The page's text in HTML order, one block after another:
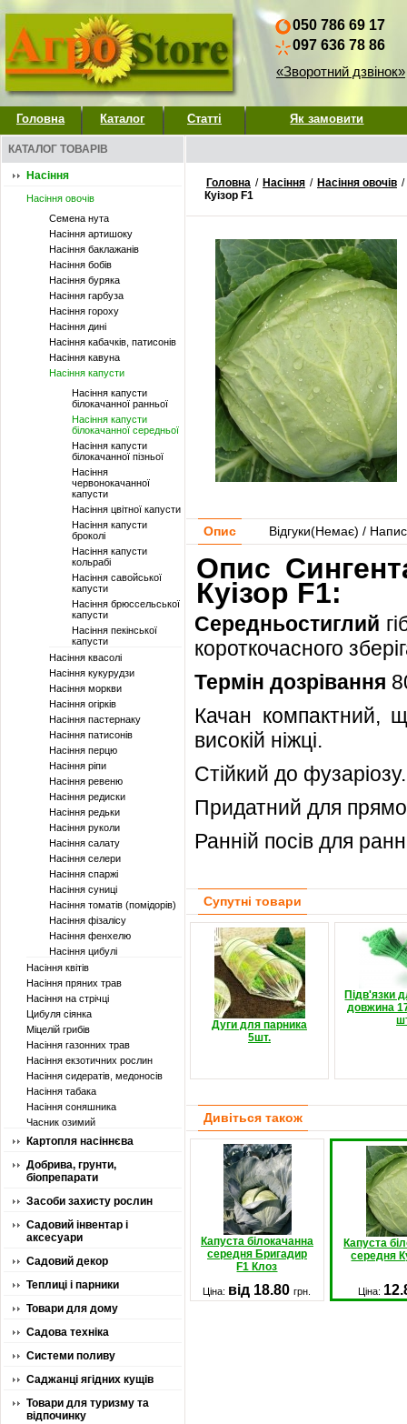
050 786 69 17
097 636 78 86
«Зворотний дзвінок»
Головна Каталог Статті Як замовити
КАТАЛОГ ТОВАРІВ
Насіння
Насіння овочів
Семена нута
Насіння артишоку
Насіння баклажанів
Насіння бобів
Насіння буряка
Насіння гарбуза
Насіння гороху
Насіння дині
Насіння кабачків, патисонів
Насіння кавуна
Насіння капусти
Насіння капусти
білокачанної ранньої
Насіння капусти
білокачанної середньої
Насіння капусти
білокачанної пізньої
Насіння
червонокачанної
капусти
Насіння цвітної капусти
Насіння капусти
броколі
Насіння капусти
кольрабі
Насіння савойської
капусти
Насіння брюссельської
капусти
Насіння пекінської
капусти
Насіння квасолі
Насіння кукурудзи
Насіння моркви
Насіння огірків
Насіння пастернаку
Насіння патисонів
Насіння перцю
Насіння ріпи
Насіння ревеню
Насіння редиски
Насіння редьки
Насіння руколи
Насіння салату
Насіння селери
Насіння спаржі
Насіння суниці
Насіння томатів (помідорів)
Насіння фізалісу
Насіння фенхелю
Насіння цибулі
Насіння квітів
Насіння пряних трав
Насіння на стрічці
Цибуля сіянка
Міцелій грибів
Насіння газонних трав
Насіння екзотичних рослин
Насіння сидератів, медоносів
Насіння табака
Насіння соняшника
Часник озимий
Картопля насіннєва
Добрива, грунти,
біопрепарати
Засоби захисту рослин
Садовий інвентар і
аксесуари
Садовий декор
Теплиці і парники
Товари для дому
Садова техніка
Системи поливу
Саджанці ягідних кущів
Товари для туризму та
відпочинку
Головна / Насіння / Насіння овочів /
Куізор F1
Опис Відгуки(Немає) /
Опис
Куізор F1:
Середньостиглий
короткочасного
Термін дозрівання
Качан компактний,
високій ніжці.
Стійкий до фузаріозу.
Придатний для
Ранній посів для
Супутні товари
Дуги для парника
5шт.
Підв'язки
довжина
Дивіться також
Капуста білокачанна
середня Бригадир
F1 Клоз
Капуста
середня
Ціна: від 18.80грн. Ціна: